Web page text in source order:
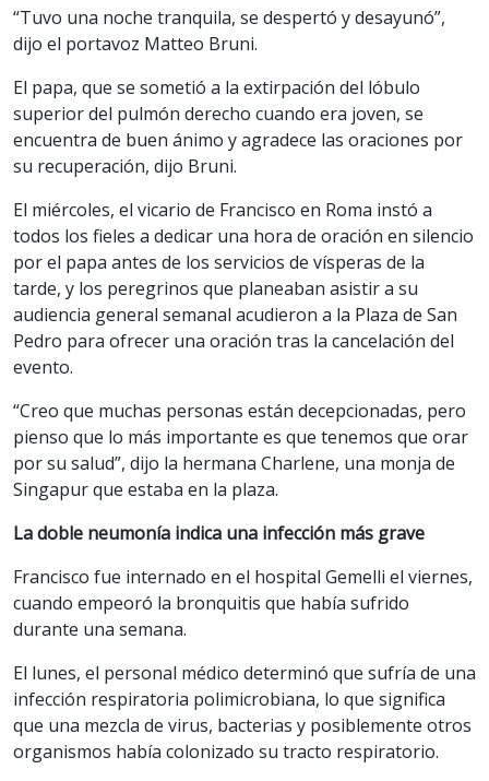
“Tuvo una noche tranquila, se despertó y desayunó”,
dijo el portavoz Matteo Bruni.
El papa, que se sometió a la extirpación del lóbulo
superior del pulmón derecho cuando era joven, se
encuentra de buen ánimo y agradece las oraciones por
su recuperación, dijo Bruni.
El miércoles, el vicario de Francisco en Roma instó a
todos los fieles a dedicar una hora de oración en silencio
por el papa antes de los servicios de vísperas de la
tarde, y los peregrinos que planeaban asistir a su
audiencia general semanal acudieron a la Plaza de San
Pedro para ofrecer una oración tras la cancelación del
evento.
“Creo que muchas personas están decepcionadas, pero
pienso que lo más importante es que tenemos que orar
por su salud”, dijo la hermana Charlene, una monja de
Singapur que estaba en la plaza.
La doble neumonía indica una infección más grave
Francisco fue internado en el hospital Gemelli el viernes,
cuando empeoró la bronquitis que había sufrido
durante una semana.
El lunes, el personal médico determinó que sufría de una
infección respiratoria polimicrobiana, lo que significa
que una mezcla de virus, bacterias y posiblemente otros
organismos había colonizado su tracto respiratorio.